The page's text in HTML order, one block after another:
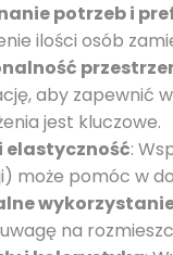
potrzeb i
ilości osób
aby zapewnić
jest kluczowe.
elastyczność:
może pomóc w
na